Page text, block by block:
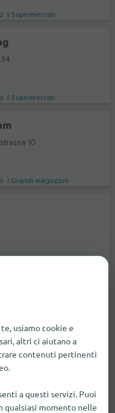
| Supermercati
| Supermercati
10
| Grandi magazzini
usiamo cookie e
altri ci aiutano a
contenuti pertinenti
a questi servizi. Puoi
qualsiasi momento nelle